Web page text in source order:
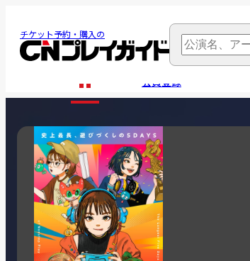
チケット予約・購入の
会員登録